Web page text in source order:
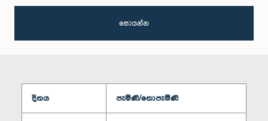
සොයන්න
දිනය පැමිණි/නොපැමිණි